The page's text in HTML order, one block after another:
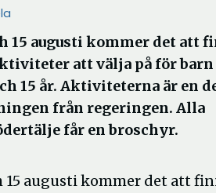
15 augusti kommer det att
att välja på för barn
15 år. Aktiviteterna är en
från regeringen. Alla
får en broschyr.
15 augusti kommer det att